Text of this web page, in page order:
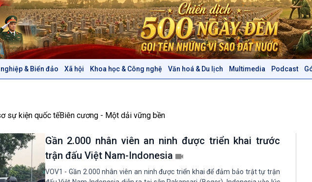
& Biển đảo Xã hội Khoa học & Công nghệ Văn hoá & Du lịch Multimedia Podcast
Chính phủ với người dân
Quốc hội với cử tri
Xây dựng đảng
Đảng trong cuộc sống
Nhận diện sự thật
Pháp luật và đời sống
Vấn đề quốc tế
Hồ sơ sự kiện quốc tế
Biên cương - Một dải vững
bền
Sức sống hàng Việt
Khởi nghiệp
thương mại
sự kiện quốc tếBiên cương - Một dải vững bền
Gần 2.000 nhân viên an ninh được triển khai trước
trận đấu Việt Nam-Indonesia
VOV1 - Gần 2.000 nhân viên an ninh được triển khai để đảm bảo trật tự trận